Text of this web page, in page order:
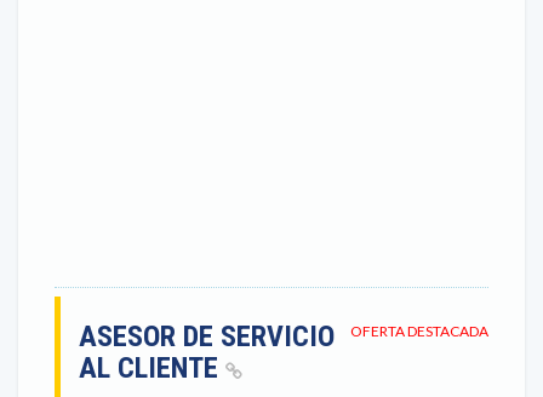
OFERTA DESTACADA
ASESOR DE SERVICIO
AL CLIENTE